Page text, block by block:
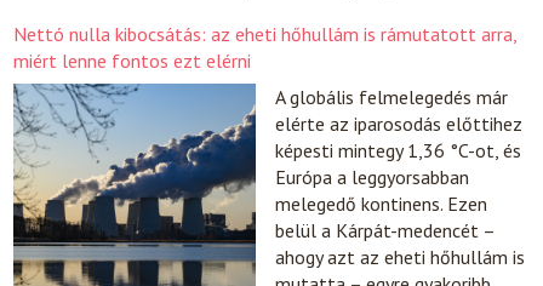
Nettó nulla kibocsátás: az eheti hőhullám is rámutatott arra,
miért lenne fontos ezt elérni
A globális felmelegedés már
elérte az iparosodás előttihez
képesti mintegy 1,36 °C-ot, és
Európa a leggyorsabban
melegedő kontinens. Ezen
belül a Kárpát-medencét –
ahogy azt az eheti hőhullám is